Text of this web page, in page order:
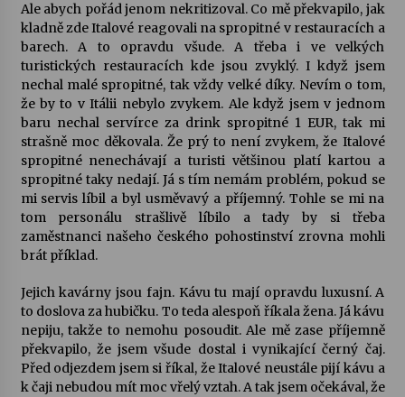
Ale abych pořád jenom nekritizoval. Co mě překvapilo, jak
kladně zde Italové reagovali na spropitné v restauracích a
barech. A to opravdu všude. A třeba i ve velkých
turistických restauracích kde jsou zvyklý. I když jsem
nechal malé spropitné, tak vždy velké díky. Nevím o tom,
že by to v Itálii nebylo zvykem. Ale když jsem v jednom
baru nechal servírce za drink spropitné 1 EUR, tak mi
strašně moc děkovala. Že prý to není zvykem, že Italové
spropitné nenechávají a turisti většinou platí kartou a
spropitné taky nedají. Já s tím nemám problém, pokud se
mi servis líbil a byl usměvavý a příjemný. Tohle se mi na
tom personálu strašlivě líbilo a tady by si třeba
zaměstnanci našeho českého pohostinství zrovna mohli
brát příklad.
Jejich kavárny jsou fajn. Kávu tu mají opravdu luxusní. A
to doslova za hubičku. To teda alespoň říkala žena. Já kávu
nepiju, takže to nemohu posoudit. Ale mě zase příjemně
překvapilo, že jsem všude dostal i vynikající černý čaj.
Před odjezdem jsem si říkal, že Italové neustále pijí kávu a
k čaji nebudou mít moc vřelý vztah. A tak jsem očekával, že